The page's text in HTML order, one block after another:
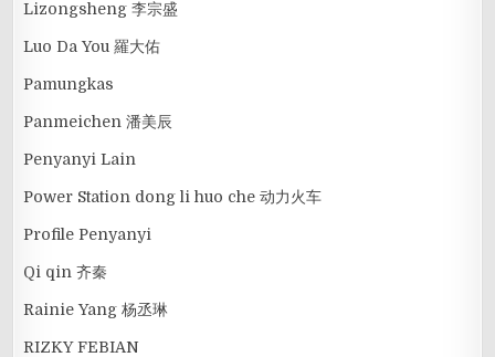
Lizongsheng 李宗盛
Luo Da You 羅大佑
Pamungkas
Panmeichen 潘美辰
Penyanyi Lain
Power Station dong li huo che 动力火车
Profile Penyanyi
Qi qin 齐秦
Rainie Yang 杨丞琳
RIZKY FEBIAN